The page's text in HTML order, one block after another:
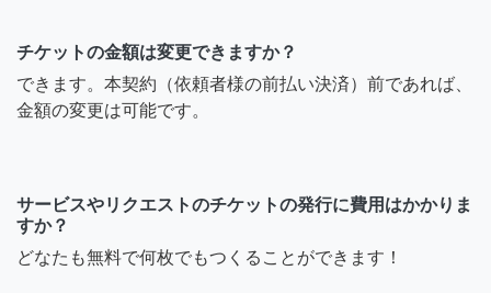
チケットの金額は変更できますか？
できます。本契約（依頼者様の前払い決済）前であれば、
金額の変更は可能です。
サービスやリクエストのチケットの発行に費用はかかりま
すか？
どなたも無料で何枚でもつくることができます！